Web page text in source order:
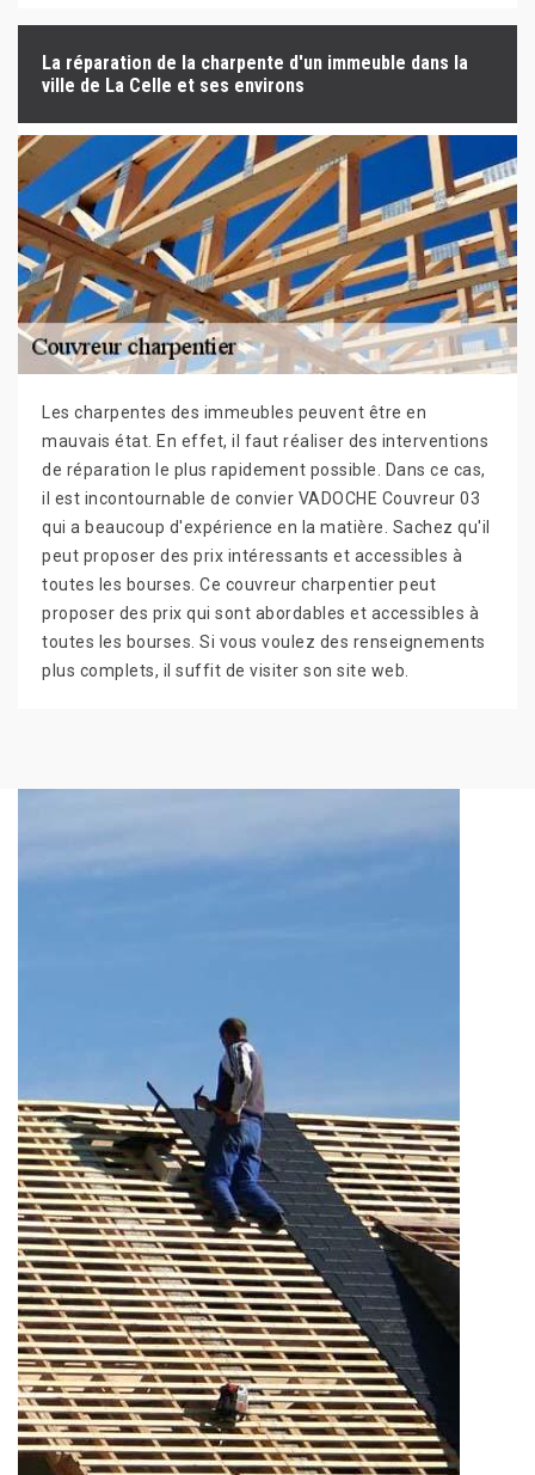
La réparation de la charpente d'un immeuble dans la
ville de La Celle et ses environs
Les charpentes des immeubles peuvent être en
mauvais état. En effet, il faut réaliser des interventions
de réparation le plus rapidement possible. Dans ce cas,
il est incontournable de convier VADOCHE Couvreur 03
qui a beaucoup d'expérience en la matière. Sachez qu'il
peut proposer des prix intéressants et accessibles à
toutes les bourses. Ce couvreur charpentier peut
proposer des prix qui sont abordables et accessibles à
toutes les bourses. Si vous voulez des renseignements
plus complets, il suffit de visiter son site web.